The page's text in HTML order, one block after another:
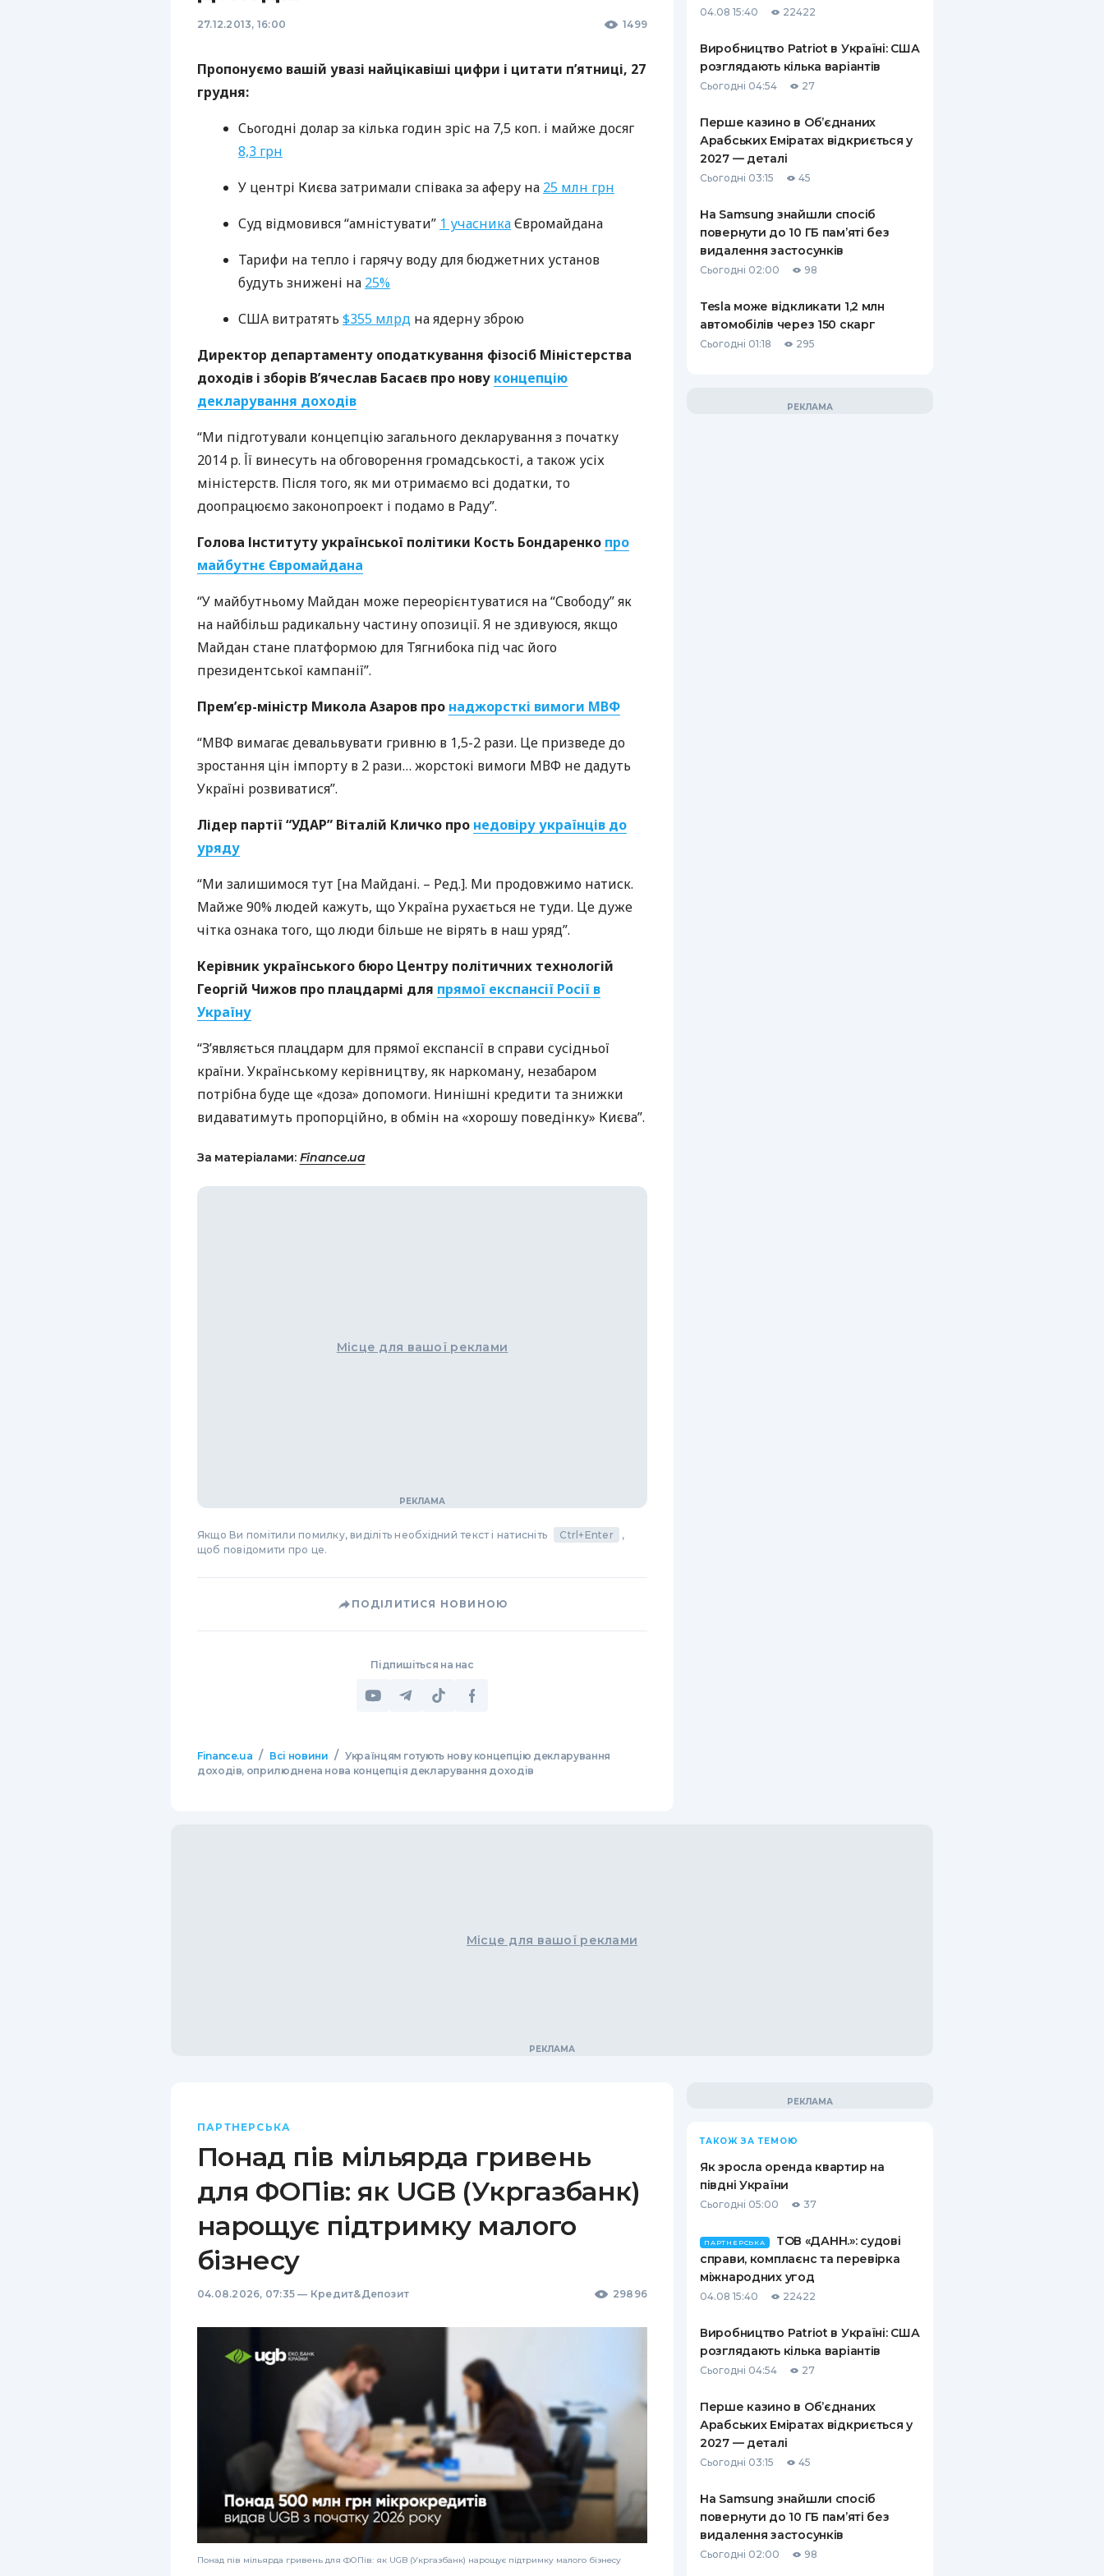
РЕЙТИНГ ДЕБЕТОВИХ
ЩОМІСЯЧНИЙ ОГЛЯД
ПУТІВНИКИ ПО
СТРАХУВАННЮ
ВСІ СТРАХОВІ ПОЛІСИ
ВІДГУКИ ПРО СТРАХОВІ
КОМПАНІЇ
КОНТАКТИ
27.12.2013, 16:00 1499
Пропонуємо вашій увазі найцікавіші цифри і цитати п’ятниці, 27
грудня:
Сьогодні долар за кілька годин зріс на 7,5 коп. і майже досяг
8,3 грн
У центрі Києва затримали співака за аферу на 25 млн грн
Суд відмовився “амністувати” 1 ​​учасникаЄвромайдана
Тарифи на тепло і гарячу воду для бюджетних установ
будуть знижені на 25%
США витратять $355 млрд на ядерну зброю
Директор департаменту оподаткування фізосіб Міністерства
доходів і зборів В’ячеслав Басаєв про нову концепцію
декларування доходів
“Ми підготували концепцію загального декларування з початку
2014 р. Її винесуть на обговорення громадськості, а також усіх
міністерств. Після того, як ми отримаємо всі додатки, то
доопрацюємо законопроект і подамо в Раду”.
Голова Інституту української політики Кость Бондаренко про
майбутнє Євромайдана
“У майбутньому Майдан може переорієнтуватися на “Свободу” як
на найбільш радикальну частину опозиції. Я не здивуюся, якщо
Майдан стане платформою для Тягнибока під час його
президентської кампанії”.
Прем’єр-міністр Микола Азаров про наджорсткі вимоги МВФ
“МВФ вимагає девальвувати гривню в 1,5-2 рази. Це призведе до
зростання цін імпорту в 2 рази… жорстокі вимоги МВФ не дадуть
Україні розвиватися”.
Лідер партії “УДАР” Віталій Кличко про недовіру українців до
уряду
“Ми залишимося тут [на Майдані. – Ред.]. Ми продовжимо натиск.
Майже 90% людей кажуть, що Україна рухається не туди. Це дуже
чітка ознака того, що люди більше не вірять в наш уряд”.
Керівник українського бюро Центру політичних технологій
Георгій Чижов про плацдармі для прямої експансії Росії в
Україну
“З’являється плацдарм для прямої експансії в справи сусідньої
країни. Українському керівництву, як наркоману, незабаром
потрібна буде ще «доза» допомоги. Нинішні кредити та знижки
видаватимуть пропорційно, в обмін на «хорошу поведінку» Києва”.
За матеріалами: Finance.ua
Місце для вашої реклами
Якщо Ви помітили помилку, виділіть необхідний текст і натисніть Ctrl+Enter
,
щоб повідомити про це.
ПОДІЛИТИСЯ НОВИНОЮ
Підпишіться на нас
Finance.ua / Всі новини / Українцям готують нову концепцію декларування
доходів, оприлюднена нова концепція декларування доходів
04.08 15:40 22422
Виробництво Patriot в Україні: США
розглядають кілька варіантів
Сьогодні 04:54 27
Перше казино в Об’єднаних
Арабських Еміратах відкриється у
2027 — деталі
Сьогодні 03:15 45
На Samsung знайшли спосіб
повернути до 10 ГБ пам’яті без
видалення застосунків
Сьогодні 02:00 98
Tesla може відкликати 1,2 млн
автомобілів через 150 скарг
Сьогодні 01:18 295
Місце для вашої реклами
ПАРТНЕРСЬКА
Понад пів мільярда гривень
для ФОПів: як UGB (Укргазбанк)
нарощує підтримку малого
бізнесу
04.08.2026, 07:35 — Кредит&Депозит 29896
Понад пів мільярда гривень для ФОПів: як UGB (Укргазбанк) нарощує підтримку малого бізнесу
ТАКОЖ ЗА ТЕМОЮ
Як зросла оренда квартир на
півдні України
Сьогодні 05:00 37
ПАРТНЕРСЬКА
ТОВ «ДАНН.»: судові
справи, комплаєнс та перевірка
міжнародних угод
04.08 15:40 22422
Виробництво Patriot в Україні: США
розглядають кілька варіантів
Сьогодні 04:54 27
Перше казино в Об’єднаних
Арабських Еміратах відкриється у
2027 — деталі
Сьогодні 03:15 45
На Samsung знайшли спосіб
повернути до 10 ГБ пам’яті без
видалення застосунків
Сьогодні 02:00 98